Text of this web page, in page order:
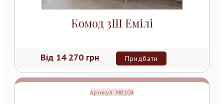
Комод 3Ш Емілі
Від 14 270 грн Придбати
Артикул: MB104